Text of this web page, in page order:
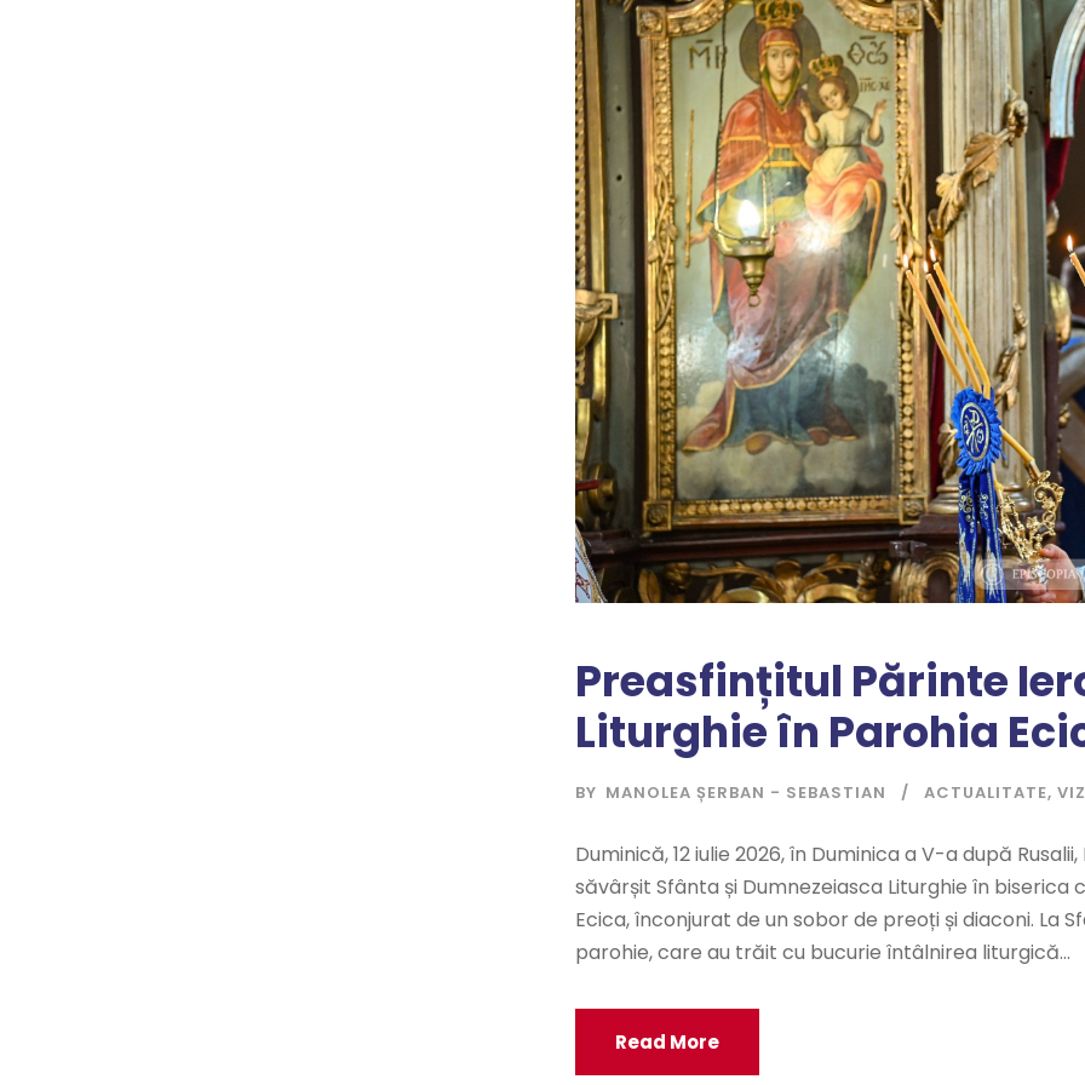
Preasfințitul Părinte
Liturghie în Parohia
BY MANOLEA ȘERBAN - SEBASTIAN ACTUALITATE,
Duminică, 12 iulie 2026, în Duminica a V-a după
săvârșit Sfânta și Dumnezeiasca Liturghie în biserica
Ecica, înconjurat de un sobor de preoți și diaconi. La
parohie, care au trăit cu bucurie întâlnirea liturgică...
Read More